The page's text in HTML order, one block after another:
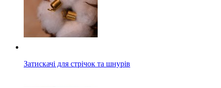
Затискачі для стрічок та шнурів